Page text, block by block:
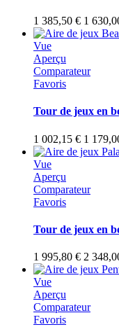
1 385,50 € 1
Vue
Aperçu
Comparateur
Favoris
Tour de jeux en
1 002,15 € 1
Vue
Aperçu
Comparateur
Favoris
Tour de jeux en
1 995,80 € 2
Vue
Aperçu
Comparateur
Favoris